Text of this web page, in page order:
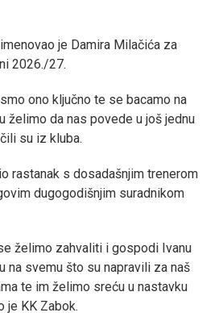
je Damira Milačića za
2026./27.
ono ključno te se bacamo na
želimo da nas povede u još jednu
su iz kluba.
rastanak s dosadašnjim trenerom
dugogodišnjim suradnikom
želimo zahvaliti i gospodi Ivanu
na svemu što su napravili za naš
te im želimo sreću u nastavku
je KK Zabok.